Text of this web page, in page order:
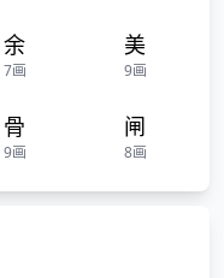
余
7画
美
9画
骨
9画
闸
8画